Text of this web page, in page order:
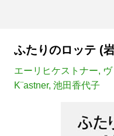
ふたりのロッテ (
エーリヒケストナー,
K¨astner, 池田香代子